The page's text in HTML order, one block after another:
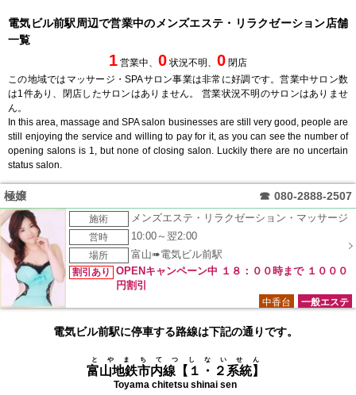
電気ビル前駅周辺で営業中のメンズエステ・リラクゼーション店舗
一覧
1 営業中、 0 状況不明、 0 閉店
この地域ではマッサージ・SPAサロン事業は非常に好調です。営業中サロン数
は1件あり、閉店したサロンはありません。 営業状況不明のサロンはありませ
ん。
In this area, massage and SPA salon businesses are still very good, people are
still enjoying the service and willing to pay for it, as you can see the number of
opening salons is 1, but none of closing salon. Luckily there are no uncertain
status salon.
極嬢 ☎ 080-2888-2507
施術
メンズエステ・リラクゼーション・マッサージ
営時
10:00～翌2:00
場所
富山➠電気ビル前駅
割引あり
OPENキャンペーン中 １８：００時まで １０００
円割引
一般エステ
中香台
電気ビル前駅に停車する路線は下記の通りです。
富山地鉄市内線【１・２系統】
とやまちてつしないせん
Toyama chitetsu shinai sen